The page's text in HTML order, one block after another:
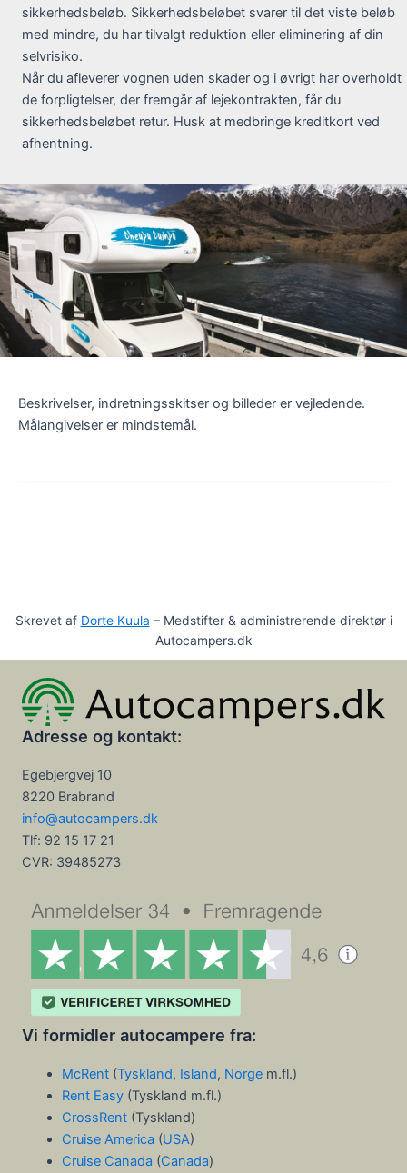
sikkerhedsbeløb. Sikkerhedsbeløbet svarer til det viste beløb
med mindre, du har tilvalgt reduktion eller eliminering af din
selvrisiko.
Når du afleverer vognen uden skader og i øvrigt har overholdt
de forpligtelser, der fremgår af lejekontrakten, får du
sikkerhedsbeløbet retur. Husk at medbringe kreditkort ved
afhentning.
Beskrivelser, indretningsskitser og billeder er vejledende.
Målangivelser er mindstemål.
Skrevet af Dorte Kuula – Medstifter & administrerende direktør i
Autocampers.dk
Adresse og kontakt:
Egebjergvej 10
8220 Brabrand
info@autocampers.dk
Tlf: 92 15 17 21
CVR: 39485273
Vi formidler autocampere fra:
McRent(Tyskland, Island, Norgem.fl.)
Rent Easy(Tyskland m.fl.)
CrossRent(Tyskland)
Cruise America (USA)
Cruise Canada (Canada)